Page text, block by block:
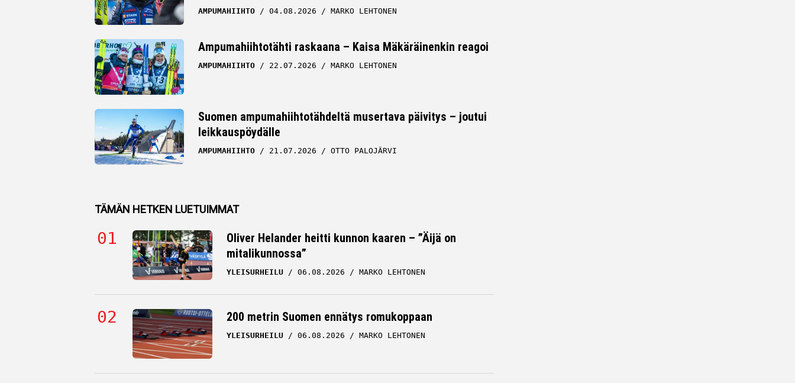
AMPUMAHIIHTO 04.08.2026 MARKO LEHTONEN
Ampumahiihtotähti raskaana – Kaisa Mäkäräinenkin reagoi
AMPUMAHIIHTO 22.07.2026 MARKO LEHTONEN
Suomen ampumahiihtotähdeltä musertava päivitys – joutui
leikkauspöydälle
AMPUMAHIIHTO 21.07.2026 OTTO PALOJÄRVI
TÄMÄN HETKEN LUETUIMMAT
Oliver Helander heitti kunnon kaaren – ”Äijä on
mitalikunnossa”
YLEISURHEILU 06.08.2026 MARKO LEHTONEN
200 metrin Suomen ennätys romukoppaan
YLEISURHEILU 06.08.2026 MARKO LEHTONEN